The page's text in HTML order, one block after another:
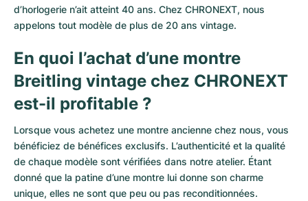
d’horlogerie n’ait atteint 40 ans. Chez CHRONEXT, nous
appelons tout modèle de plus de 20 ans vintage.
En quoi l’achat d’une montre
Breitling vintage chez CHRONEXT
est-il profitable ?
Lorsque vous achetez une montre ancienne chez nous, vous
bénéficiez de bénéfices exclusifs. L’authenticité et la qualité
de chaque modèle sont vérifiées dans notre atelier. Étant
donné que la patine d’une montre lui donne son charme
unique, elles ne sont que peu ou pas reconditionnées.